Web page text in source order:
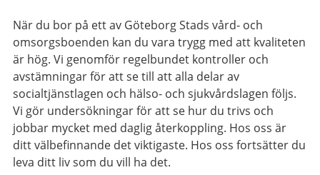
När du bor på ett av Göteborg Stads vård- och
omsorgsboenden kan du vara trygg med att kvaliteten
är hög. Vi genomför regelbundet kontroller och
avstämningar för att se till att alla delar av
socialtjänstlagen och hälso- och sjukvårdslagen följs.
Vi gör undersökningar för att se hur du trivs och
jobbar mycket med daglig återkoppling. Hos oss är
ditt välbefinnande det viktigaste. Hos oss fortsätter du
leva ditt liv som du vill ha det.